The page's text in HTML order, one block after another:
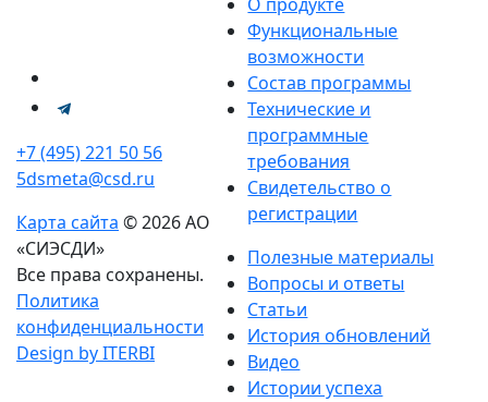
+7 (495) 221 50 56
5dsmeta@csd.ru
Карта сайта © 2026 АО
«СИЭСДИ»
Все права сохранены.
Политика
конфиденциальности
Design by ITERBI
Функциональные
возможности
Состав программы
Технические и
программные
требования
Свидетельство о
регистрации
Полезные материалы
Вопросы и ответы
Статьи
История обновлений
Видео
Истории успеха